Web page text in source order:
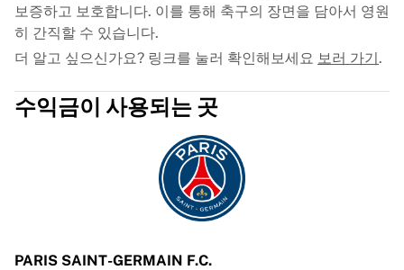
보증하고 보호합니다. 이를 통해 축구의 장면을 담아서 영원
히 간직할 수 있습니다.
더 알고 싶으신가요? 링크를 눌러 확인해보세요 보러 가기.
수익금이 사용되는 곳
PARIS SAINT-GERMAIN F.C.